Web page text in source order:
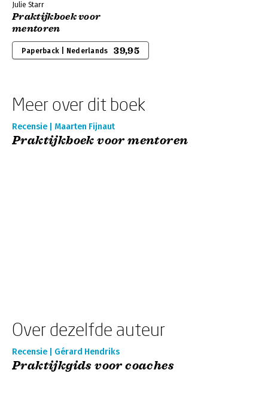
Julie Starr
Praktijkboek voor
mentoren
Paperback | Nederlands 39,95
Meer over dit boek
Recensie | Maarten Fijnaut
Praktijkboek voor mentoren
Over dezelfde auteur
Recensie | Gérard Hendriks
Praktijkgids voor coaches